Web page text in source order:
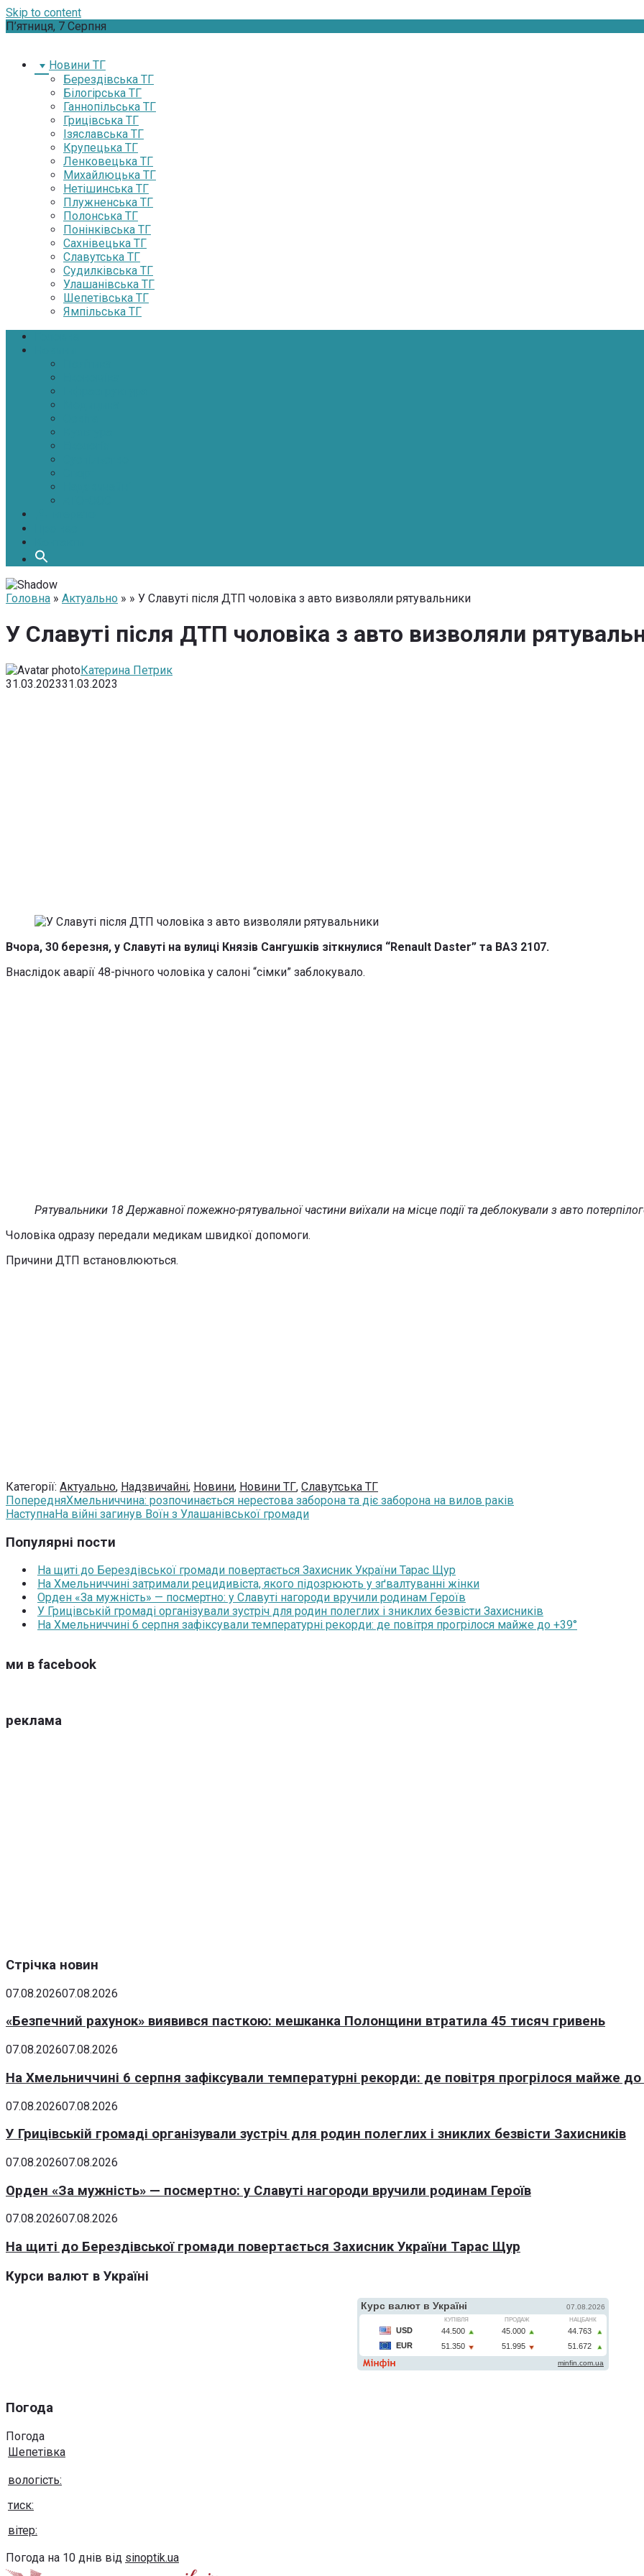
Skip to content
П’ятниця, 7 Серпня
Новини ТГ
Берездівська ТГ
Білогірська ТГ
Ганнопільська ТГ
Грицівська ТГ
Ізяславська ТГ
Крупецька ТГ
Ленковецька ТГ
Михайлюцька ТГ
Нетішинська ТГ
Плужненська ТГ
Полонська ТГ
Понінківська ТГ
Сахнівецька ТГ
Славутська ТГ
Судилківська ТГ
Улашанівська ТГ
Шепетівська ТГ
Ямпільська ТГ
Головна » Актуально » » У Славуті після ДТП чоловіка з авто визволяли рятувальники
У Славуті після ДТП чоловіка з авто визволяли
Катерина Петрик
31.03.202331.03.2023
Вчора, 30 березня, у Славуті на вулиці Князів Сангушків зіткнулися “Renault Daster” та ВАЗ 2107.
Внаслідок аварії 48-річного чоловіка у салоні “сімки” заблокувало.
Рятувальники 18 Державної пожежно-рятувальної частини виїхали на місце події та деблокували з авто
Чоловіка одразу передали медикам швидкої допомоги.
Причини ДТП встановлюються.
Категорії: Актуально, Надзвичайні, Новини, Новини ТГ, Славутська ТГ
ПопередняХмельниччина: розпочинається нерестова заборона та діє заборона на вилов раків
НаступнаНа війні загинув Воїн з Улашанівської громади
Популярні пости
На щиті до Берездівської громади повертається Захисник України Тарас Щур
На Хмельниччині затримали рецидивіста, якого підозрюють у зґвалтуванні жінки
Орден «За мужність» — посмертно: у Славуті нагороди вручили родинам Героїв
У Грицівській громаді організували зустріч для родин полеглих і зниклих безвісти Захисників
На Хмельниччині 6 серпня зафіксували температурні рекорди: де повітря прогрілося майже до +39°
ми в facebook
реклама
Стрічка новин
07.08.202607.08.2026
«Безпечний рахунок» виявився пасткою: мешканка Полонщини втратила 45 тисяч гривень
07.08.202607.08.2026
На Хмельниччині 6 серпня зафіксували температурні рекорди: де повітря прогрілося майже до
07.08.202607.08.2026
У Грицівській громаді організували зустріч для родин полеглих і зниклих безвісти Захисників
07.08.202607.08.2026
Орден «За мужність» — посмертно: у Славуті нагороди вручили родинам Героїв
07.08.202607.08.2026
На щиті до Берездівської громади повертається Захисник України Тарас Щур
Курси валют в Україні
Погода
Погода
Шепетівка
вологість:
тиск:
вітер:
Погода на 10 днів від sinoptik.ua